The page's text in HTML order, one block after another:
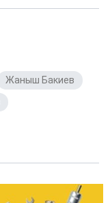
Жаныш Бакиев